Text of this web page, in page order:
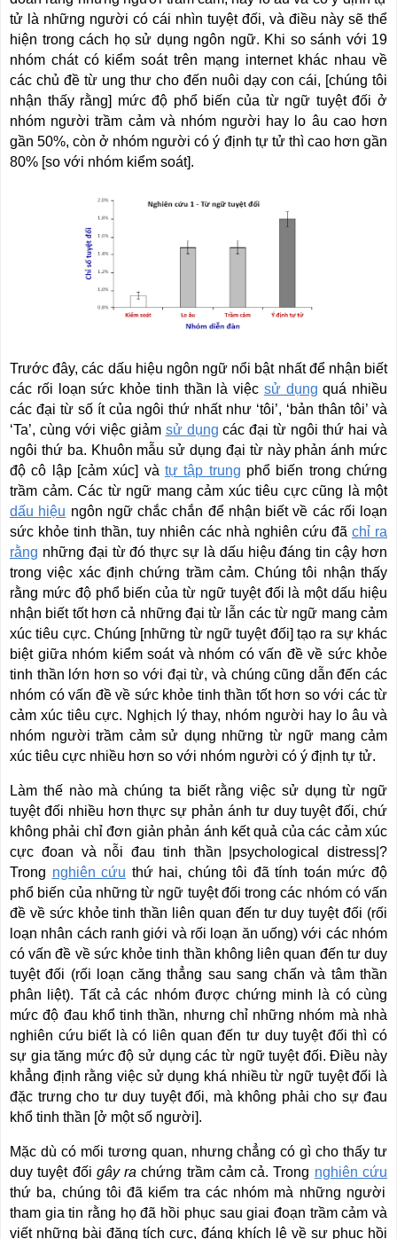
tử là những người có cái nhìn tuyệt đối, và điều này sẽ thể
hiện trong cách họ sử dụng ngôn ngữ. Khi so sánh với 19
nhóm chát có kiểm soát trên mạng internet khác nhau về
các chủ đề từ ung thư cho đến nuôi dạy con cái, [chúng tôi
nhận thấy rằng] mức độ phổ biến của từ ngữ tuyệt đối ở
nhóm người trầm cảm và nhóm người hay lo âu cao hơn
gần 50%, còn ở nhóm người có ý định tự tử thì cao hơn gần
80% [so với nhóm kiểm soát].
Trước đây, các dấu hiệu ngôn ngữ nổi bật nhất để nhận biết
các rối loạn sức khỏe tinh thần là việc sử dụng quá nhiều
các đại từ số ít của ngôi thứ nhất như ‘tôi’, ‘bản thân tôi’ và
‘Ta’, cùng với việc giảm sử dụng các đại từ ngôi thứ hai và
ngôi thứ ba. Khuôn mẫu sử dụng đại từ này phản ánh mức
độ cô lập [cảm xúc] và tự tập trung phổ biến trong chứng
trầm cảm. Các từ ngữ mang cảm xúc tiêu cực cũng là một
dấu hiệu ngôn ngữ chắc chắn để nhận biết về các rối loạn
sức khỏe tinh thần, tuy nhiên các nhà nghiên cứu đã chỉ ra
rằng những đại từ đó thực sự là dấu hiệu đáng tin cậy hơn
trong việc xác định chứng trầm cảm. Chúng tôi nhận thấy
rằng mức độ phổ biến của từ ngữ tuyệt đối là một dấu hiệu
nhận biết tốt hơn cả những đại từ lẫn các từ ngữ mang cảm
xúctiêu cực. Chúng [những từ ngữ tuyệt đối] tạo ra sự khác
biệt giữa nhóm kiểm soát và nhóm có vấn đề về sức khỏe
tinh thần lớn hơn so với đại từ, và chúng cũng dẫn đến các
nhóm có vấn đề về sức khỏe tinh thần tốt hơn so với các từ
cảm xúc tiêu cực. Nghịch lý thay, nhóm người hay lo âu và
nhóm người trầm cảm sử dụng những từ ngữ mang cảm
xúc tiêu cực nhiều hơn so với nhóm người có ý định tự tử.
Làm thế nào mà chúng ta biết rằng việc sử dụng từ ngữ
tuyệt đối nhiều hơn thực sự phản ánh tư duy tuyệt đối, chứ
không phải chỉ đơn giản phản ánh kết quả của các cảm xúc
cực đoan và nỗi đau tinh thần |psychological distress|?
Trong nghiên cứu thứ hai, chúng tôi đã tính toán mức độ
phổ biến của những từ ngữ tuyệt đối trong các nhóm có vấn
đề về sức khỏe tinh thần liên quan đến tư duy tuyệt đối (rối
loạn nhân cách ranh giới và rối loạn ăn uống) với các nhóm
có vấn đề về sức khỏe tinh thần không liên quan đến tư duy
tuyệt đối (rối loạn căng thẳng sau sang chấn và tâm thần
phân liệt). Tất cả các nhóm được chứng minh là có cùng
mức độ đau khổ tinh thần, nhưng chỉ những nhóm mà nhà
nghiên cứu biết là có liên quan đến tư duy tuyệt đối thì có
sự gia tăng mức độ sử dụng các từ ngữ tuyệt đối. Điều này
khẳng định rằng việc sử dụng khá nhiều từ ngữ tuyệt đối là
đặc trưng cho tư duy tuyệt đối, mà không phải cho sự đau
khổ tinh thần [ở một số người].
Mặc dù có mối tương quan, nhưng chẳng có gì cho thấy tư
duy tuyệt đối gây ra chứng trầm cảm cả. Trong nghiên cứu
thứ ba, chúng tôi đã kiểm tra các nhóm mà những người
tham gia tin rằng họ đã hồi phục sau giai đoạn trầm cảm và
viết những bài đăng tích cực, đáng khích lệ về sự phục hồi